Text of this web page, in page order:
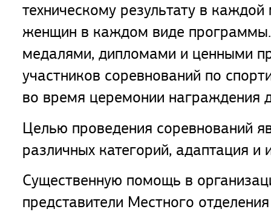
техническому результату в
женщин в каждом виде
медалями, дипломами и ценными
участников соревнований по
во время церемонии награждения
Целью проведения соревнований
различных категорий, адаптация
Существенную помощь в
представители Местного